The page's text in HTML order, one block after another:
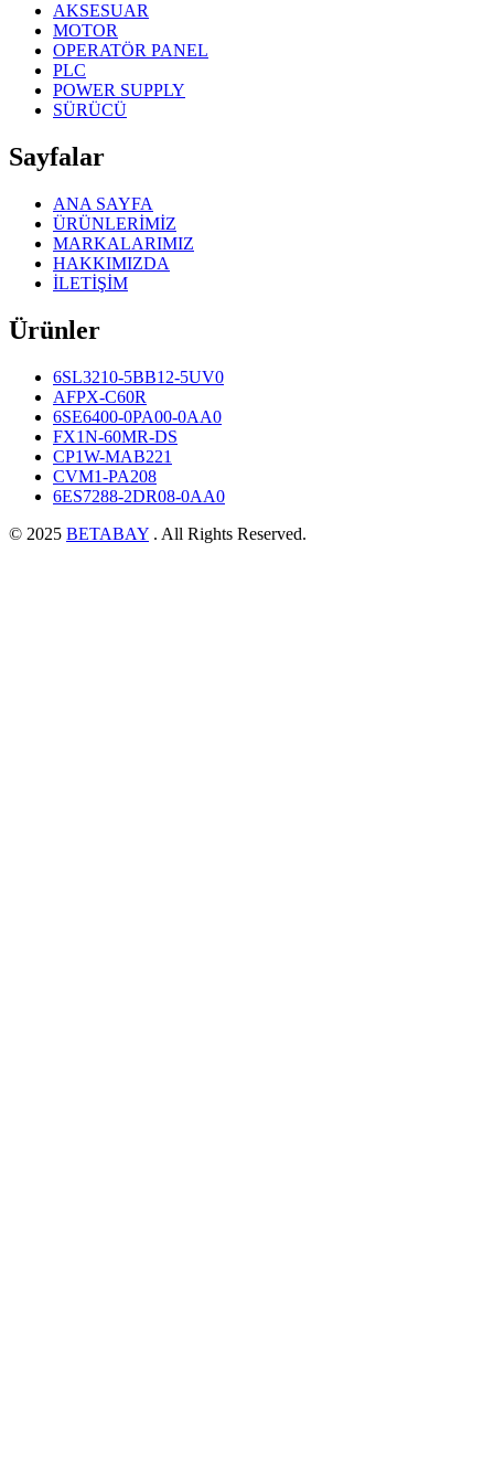
AKSESUAR
MOTOR
OPERATÖR PANEL
PLC
POWER SUPPLY
SÜRÜCÜ
Sayfalar
ANA SAYFA
ÜRÜNLERİMİZ
MARKALARIMIZ
HAKKIMIZDA
İLETİŞİM
Ürünler
6SL3210-5BB12-5UV0
AFPX-C60R
6SE6400-0PA00-0AA0
FX1N-60MR-DS
CP1W-MAB221
CVM1-PA208
6ES7288-2DR08-0AA0
© 2025 BETABAY . All Rights Reserved.